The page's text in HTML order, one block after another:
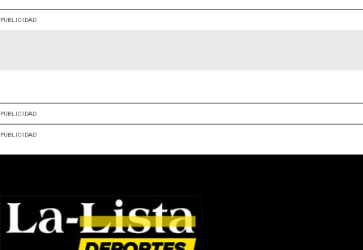
PUBLICIDAD
PUBLICIDAD
PUBLICIDAD